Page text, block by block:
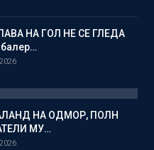
НА ГОЛ НЕ СЕ ГЛЕДА
НА ОДМОР, ПОЛН
МУ…